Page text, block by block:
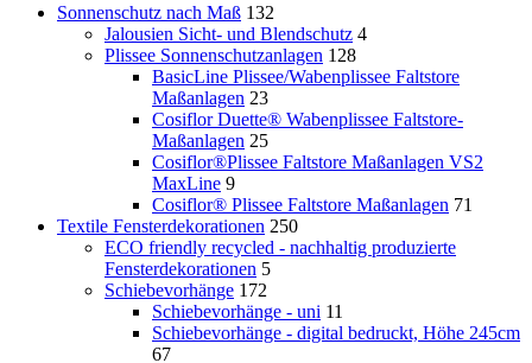
Sonnenschutz nach Maß 132
Jalousien Sicht- und Blendschutz 4
Plissee Sonnenschutzanlagen 128
BasicLine Plissee/Wabenplissee Faltstore
Maßanlagen 23
Cosiflor Duette® Wabenplissee Faltstore-
Maßanlagen 25
Cosiflor®Plissee Faltstore Maßanlagen VS2
MaxLine 9
Cosiflor® Plissee Faltstore Maßanlagen 71
Textile Fensterdekorationen 250
ECO friendly recycled - nachhaltig produzierte
Fensterdekorationen 5
Schiebevorhänge 172
Schiebevorhänge - uni 11
Schiebevorhänge - digital bedruckt, Höhe 245cm
67